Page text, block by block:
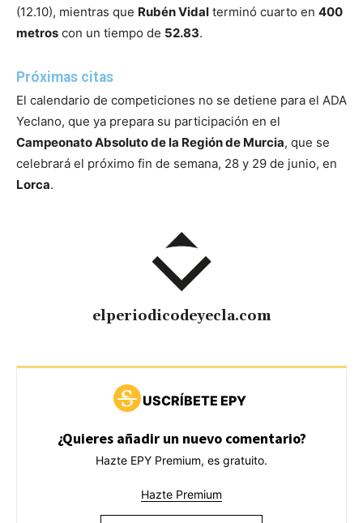
(12.10), mientras que Rubén Vidal terminó cuarto en 400
metros con un tiempo de 52.83.
Próximas citas
El calendario de competiciones no se detiene para el ADA
Yeclano, que ya prepara su participación en el
Campeonato Absoluto de la Región de Murcia, que se
celebrará el próximo fin de semana, 28 y 29 de junio, en
Lorca.
elperiodicodeyecla.com
USCRÍBETE EPY
¿Quieres añadir un nuevo comentario?
Hazte EPY Premium, es gratuito.
Hazte Premium